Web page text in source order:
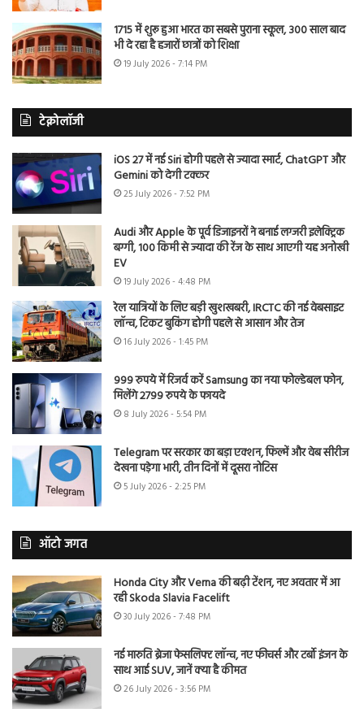
1715 में शुरू हुआ भारत का सबसे पुराना स्कूल, 300 साल बाद
भी दे रहा है हजारों छात्रों को शिक्षा
19 July 2026 - 7:14 PM
टेक्नोलॉजी
iOS 27 में नई Siri होगी पहले से ज्यादा स्मार्ट, ChatGPT और
Gemini को देगी टक्कर
25 July 2026 - 7:52 PM
Audi और Apple के पूर्व डिजाइनरों ने बनाई लग्जरी इलेक्ट्रिक
बग्गी, 100 किमी से ज्यादा की रेंज के साथ आएगी यह अनोखी
EV
19 July 2026 - 4:48 PM
रेल यात्रियों के लिए बड़ी खुशखबरी, IRCTC की नई वेबसाइट
लॉन्च, टिकट बुकिंग होगी पहले से आसान और तेज
16 July 2026 - 1:45 PM
999 रुपये में रिजर्व करें Samsung का नया फोल्डेबल फोन,
मिलेंगे 2799 रुपये के फायदे
8 July 2026 - 5:54 PM
Telegram पर सरकार का बड़ा एक्शन, फिल्में और वेब सीरीज
देखना पड़ेगा भारी, तीन दिनों में दूसरा नोटिस
5 July 2026 - 2:25 PM
ऑटो जगत
Honda City और Verna की बढ़ी टेंशन, नए अवतार में आ
रही Skoda Slavia Facelift
30 July 2026 - 7:48 PM
नई मारुति ब्रेजा फेसलिफ्ट लॉन्च, नए फीचर्स और टर्बो इंजन के
साथ आई SUV, जानें क्या है कीमत
26 July 2026 - 3:56 PM